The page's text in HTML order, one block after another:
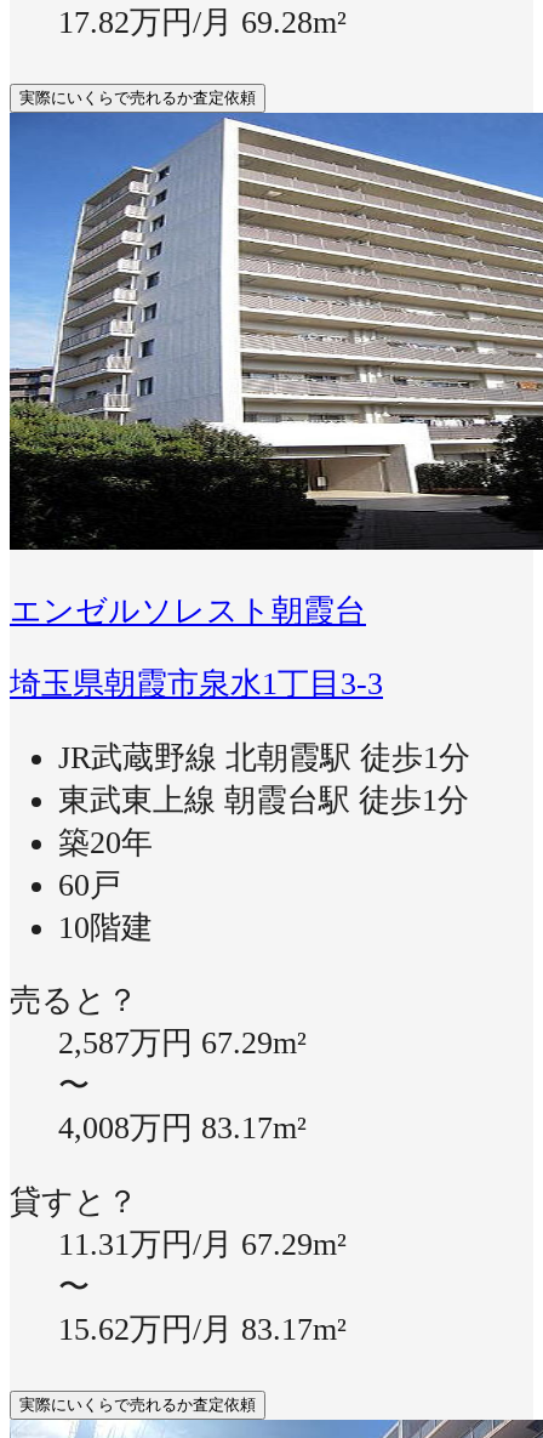
17.82万円/月 69.28m²
実際にいくらで売れるか査定依頼
エンゼルソレスト朝霞台
埼玉県朝霞市泉水1丁目3-3
JR武蔵野線 北朝霞駅 徒歩1分
東武東上線 朝霞台駅 徒歩1分
築20年
60戸
10階建
売ると？
2,587万円 67.29m²
〜
4,008万円 83.17m²
貸すと？
11.31万円/月 67.29m²
〜
15.62万円/月 83.17m²
実際にいくらで売れるか査定依頼